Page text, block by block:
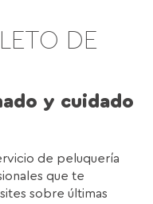
DE
y cuidado
de peluquería
que te
sobre últimas